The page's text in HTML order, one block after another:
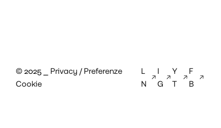
© 2025 ⎯ Privacy / Preferenze
Cookie
L
N
I
G
Y
T
F
B